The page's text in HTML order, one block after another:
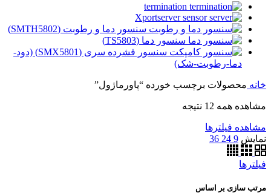
termination
Xportserver
سنسور دما و رطوبت (SMTH5802)
سنسور دما (TS5803)
سنسور فشرده سری (SMX5801) (دود-
دما-رطوبت-شک)
خانه محصولات برچسب خورده “پاورماژول”
مشاهده همه 12 نتیجه
مشاهده فیلترها
نمایش 9
24
36
فیلترها
مرتب سازی بر اساس